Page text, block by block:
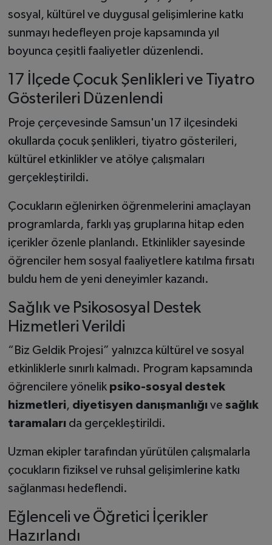
sosyal, kültürel ve duygusal gelişimlerine katkı
sunmayı hedefleyen proje kapsamında yıl
boyunca çeşitli faaliyetler düzenlendi.
17 İlçede Çocuk Şenlikleri ve Tiyatro
Gösterileri Düzenlendi
Proje çerçevesinde Samsun'un 17 ilçesindeki
okullarda çocuk şenlikleri, tiyatro gösterileri,
kültürel etkinlikler ve atölye çalışmaları
gerçekleştirildi.
Çocukların eğlenirken öğrenmelerini amaçlayan
programlarda, farklı yaş gruplarına hitap eden
içerikler özenle planlandı. Etkinlikler sayesinde
öğrenciler hem sosyal faaliyetlere katılma fırsatı
buldu hem de yeni deneyimler kazandı.
Sağlık ve Psikososyal Destek
Hizmetleri Verildi
“Biz Geldik Projesi” yalnızca kültürel ve sosyal
etkinliklerle sınırlı kalmadı. Program kapsamında
öğrencilere yönelik psiko-sosyal destek
hizmetleri, diyetisyen danışmanlığıve sağlık
taramalarıda gerçekleştirildi.
Uzman ekipler tarafından yürütülen çalışmalarla
çocukların fiziksel ve ruhsal gelişimlerine katkı
sağlanması hedeflendi.
Eğlenceli ve Öğretici İçerikler
Hazırlandı